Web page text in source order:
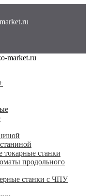
токарные станки
продольного
станки с ЧПУ